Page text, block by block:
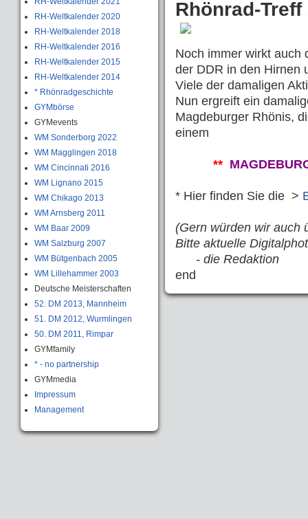
RH-Weltkalender 2020
RH-Weltkalender 2018
RH-Weltkalender 2016
RH-Weltkalender 2015
RH-Weltkalender 2014
* Rhönradgeschichte
GYMbörse
GYMevents
WM Sonderborg 2022
WM Magglingen 2018
WM Cincinnati 2016
WM Lignano 2015
WM Chikago 2013
WM Arnsberg 2011
WM Baar 2009
WM Salzburg 2007
WM Bütgenbach 2005
WM Lillehammer 2003
Deutsche Meisterschaften
52. DM 2013, Mannheim
51. DM 2012, Wurmlingen
50. DM 2011, Rimpar
GYMfamily
* - no partnership
GYMmedia
Impressum
Management
Rhönrad-Treff
Noch immer wirkt auch
der DDR in den Hirnen
Viele der damaligen
Nun ergreift ein
Magdeburger Rhönis,
einem
**
* Hier finden Sie die >
(Gern würden wir auch
Bitte aktuelle
- die Redaktion
end